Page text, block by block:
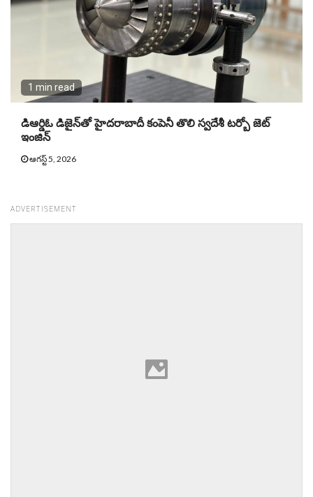
1 min read
డిఆర్డిఓ డిజైన్‌తో హైదరాబాదీ కంపెనీ తొలి స్వదేశీ టర్బో జెట్‌
ఇంజిన్‌
ఆగస్ట్ 5, 2026
ADVERTISEMENT